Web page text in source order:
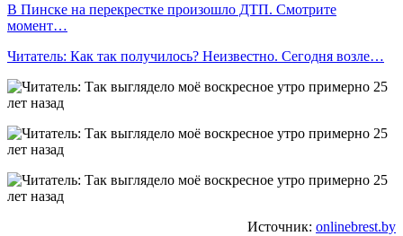
В Пинске на перекрестке произошло ДТП. Смотрите
момент…
Читатель: Как так получилось? Неизвестно. Сегодня возле…
Источник: onlinebrest.by